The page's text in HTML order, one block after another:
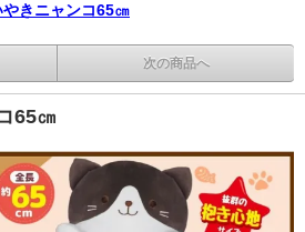
やきニャンコ65㎝
次の商品へ
65㎝